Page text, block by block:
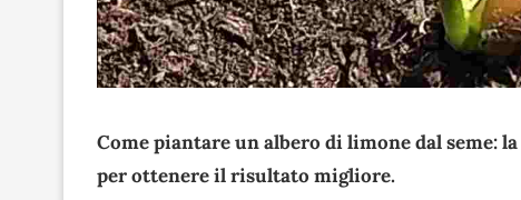
Come piantare un albero di limone dal seme:
per ottenere il risultato migliore.